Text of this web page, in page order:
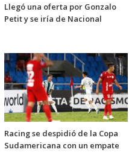
Llegó una oferta por Gonzalo
Petit y se iría de Nacional
Racing se despidió de la Copa
Sudamericana con un empate